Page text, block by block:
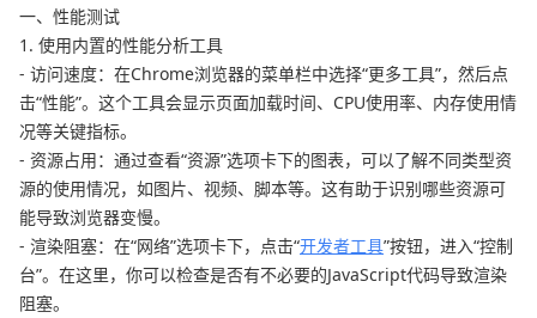
一、性能测试
1. 使用内置的性能分析工具
- 访问速度：在Chrome浏览器的菜单栏中选择“更多工具”，然后点
击“性能”。这个工具会显示页面加载时间、CPU使用率、内存使用情
况等关键指标。
- 资源占用：通过查看“资源”选项卡下的图表，可以了解不同类型资
源的使用情况，如图片、视频、脚本等。这有助于识别哪些资源可
能导致浏览器变慢。
- 渲染阻塞：在“网络”选项卡下，点击“开发者工具”按钮，进入“控制
台”。在这里，你可以检查是否有不必要的JavaScript代码导致渲染
阻塞。